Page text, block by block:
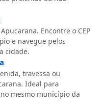
Encontre o CEP
e navegue pelos
cidade.
travessa ou
Ideal para
mesmo município da